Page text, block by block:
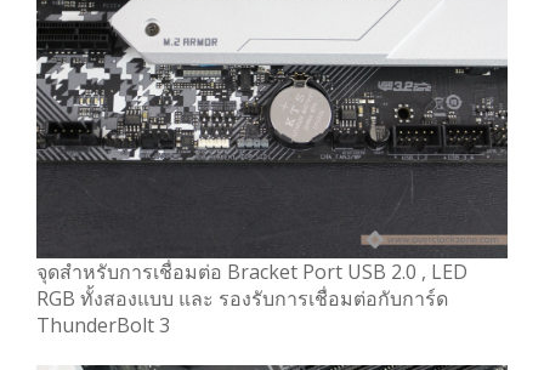
จุดสำหรับการเชื่อมต่อ Bracket Port USB 2.0 , LED
RGB ทั้งสองแบบ และ รองรับการเชื่อมต่อกับการ์ด
ThunderBolt 3